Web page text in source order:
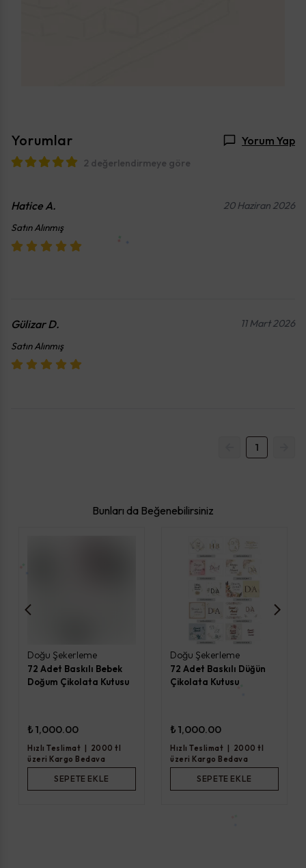
Yorumlar Yorum Yap
2 değerlendirmeye göre
20 Haziran 2026
Hatice A.
Satın Alınmış
11 Mart 2026
Gülizar D.
Satın Alınmış
1
Bunları da Beğenebilirsiniz
Doğu Şekerleme
72 Adet Baskılı Bebek
Doğum Çikolata Kutusu
₺ 1,000.00
Hızlı Teslimat
2000 tl
üzeri Kargo Bedava
SEPETE EKLE
Doğu Şekerleme
72 Adet Baskılı Düğün
Çikolata Kutusu
₺ 1,000.00
Hızlı Teslimat
2000 tl
üzeri Kargo Bedava
SEPETE EKLE